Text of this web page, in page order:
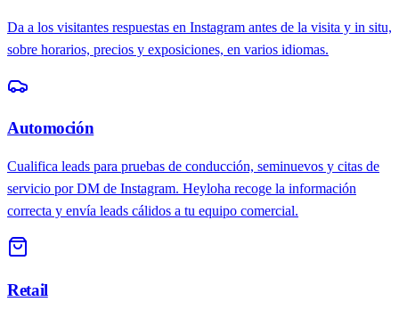
Da a los visitantes respuestas en Instagram antes de la visita y in situ,
sobre horarios, precios y exposiciones, en varios idiomas.
Automoción
Cualifica leads para pruebas de conducción, seminuevos y citas de
servicio por DM de Instagram. Heyloha recoge la información
correcta y envía leads cálidos a tu equipo comercial.
Retail